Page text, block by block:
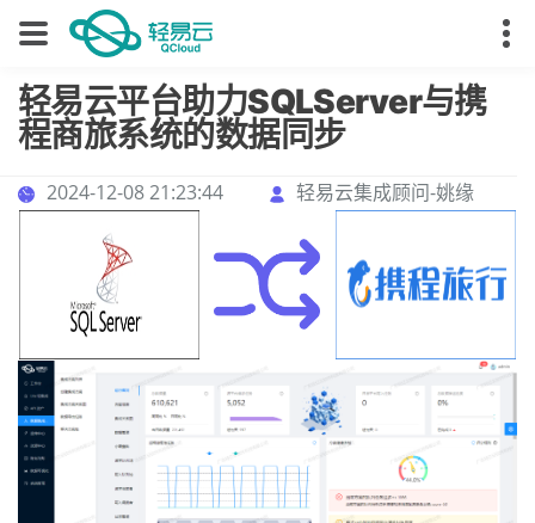
轻易云平台助力SQLServer与携
程商旅系统的数据同步
2024-12-08 21:23:44 轻易云集成顾问-姚缘